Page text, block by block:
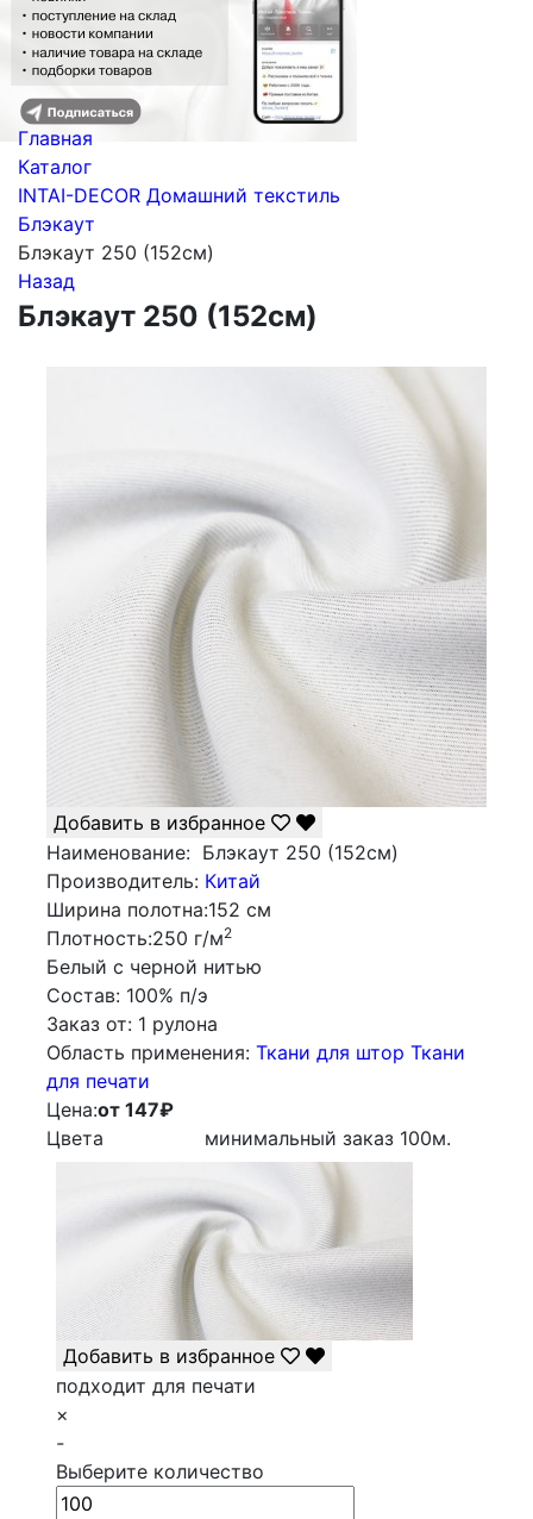
Главная
Каталог
INTAI-DECOR Домашний текстиль
Блэкаут
Блэкаут 250 (152см)
Назад
Блэкаут 250 (152см)
Добавить в избранное
Наименование: Блэкаут 250 (152см)
Производитель: Китай
Ширина полотна:152 см
Плотность:250 г/м2
Белый с черной нитью
Состав: 100% п/э
Заказ от: 1 рулона
Облаcть применения: Ткани для штор Ткани
для печати
Цена:от 147₽
Цвета
минимальный заказ 100м.
Добавить в избранное
подходит для печати
×
-
Выберите количество